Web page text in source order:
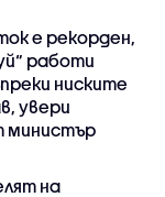
е рекорден,
работи
ниските
увери
министър
на